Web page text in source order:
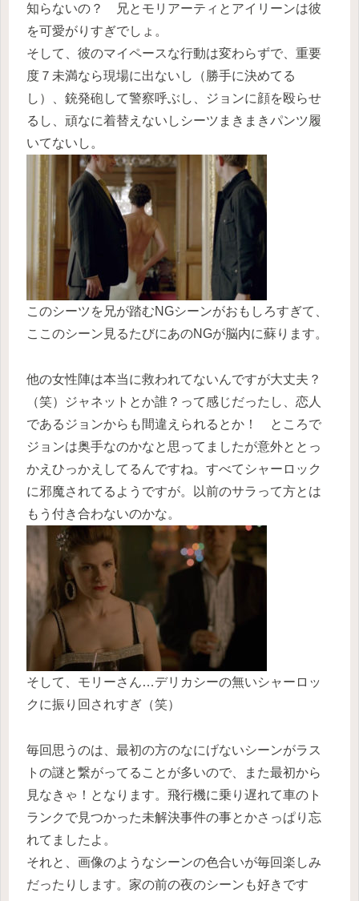
知らないの？ 兄とモリアーティとアイリーンは彼
を可愛がりすぎでしょ。
そして、彼のマイペースな行動は変わらずで、重要
度７未満なら現場に出ないし（勝手に決めてる
し）、銃発砲して警察呼ぶし、ジョンに顔を殴らせ
るし、頑なに着替えないしシーツまきまきパンツ履
いてないし。
このシーツを兄が踏むNGシーンがおもしろすぎて、
ここのシーン見るたびにあのNGが脳内に蘇ります。
他の女性陣は本当に救われてないんですが大丈夫？
（笑）ジャネットとか誰？って感じだったし、恋人
であるジョンからも間違えられるとか！ ところで
ジョンは奥手なのかなと思ってましたが意外ととっ
かえひっかえしてるんですね。すべてシャーロック
に邪魔されてるようですが。以前のサラって方とは
もう付き合わないのかな。
そして、モリーさん…デリカシーの無いシャーロッ
クに振り回されすぎ（笑）
毎回思うのは、最初の方のなにげないシーンがラス
トの謎と繋がってることが多いので、また最初から
見なきゃ！となります。飛行機に乗り遅れて車のト
ランクで見つかった未解決事件の事とかさっぱり忘
れてましたよ。
それと、画像のようなシーンの色合いが毎回楽しみ
だったりします。家の前の夜のシーンも好きです